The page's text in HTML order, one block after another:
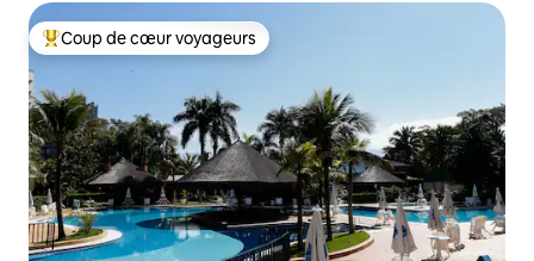
Coups de cœur voyageurs les plus appréciés
Coup de cœur voyageurs